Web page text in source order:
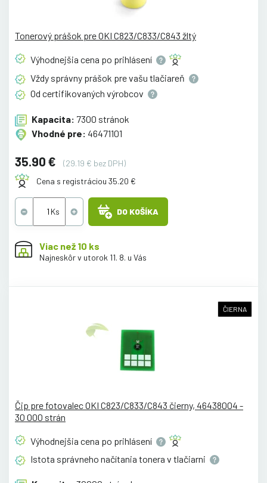
Tonerový prášok pre OKI C823/C833/C843 žltý
Výhodnejšia cena po prihlásení
Vždy správny prášok pre vašu tlačiareň
Od certifikovaných výrobcov
Kapacita: 7300 stránok
Vhodné pre: 46471101
35.90 €
(29.19 € bez DPH)
Cena s registráciou 35.20 €
DO KOŠÍKA
Viac než 10 ks
Najneskôr v utorok 11. 8. u Vás
ČIERNA
Čip pre fotovalec OKI C823/C833/C843 čierny, 46438004 -
30 000 strán
Výhodnejšia cena po prihlásení
Istota správneho načítania tonera v tlačiarni